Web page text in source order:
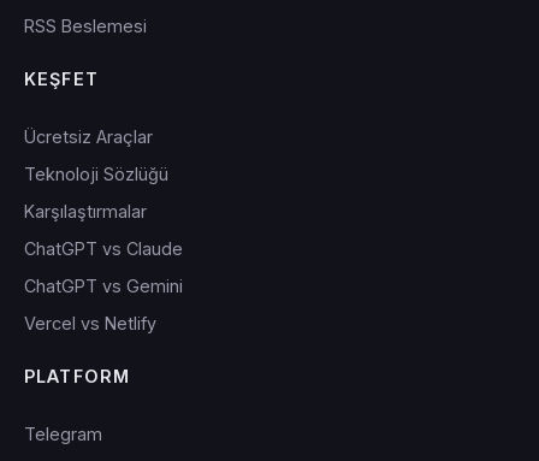
RSS Beslemesi
KEŞFET
Ücretsiz Araçlar
Teknoloji Sözlüğü
Karşılaştırmalar
ChatGPT vs Claude
ChatGPT vs Gemini
Vercel vs Netlify
PLATFORM
Telegram